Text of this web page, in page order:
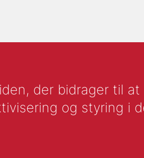
der bidrager til at
og styring i